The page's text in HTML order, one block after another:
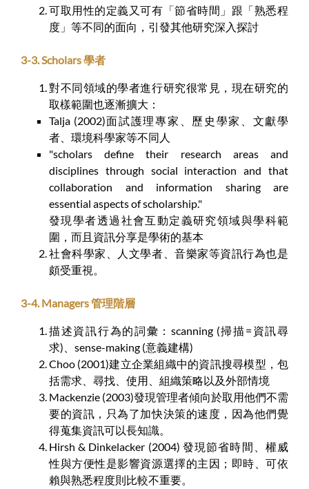
可取用性的定義又可有「節省時間」跟「熟悉程
度」等不同的面向，引發其他研究深入探討
3-3. Scholars 學者
對不同領域的學者進行研究很常見，現在研究的
取樣範圍也逐漸擴大：
Talja (2002)面試護理專家、歷史學家、文獻學
者、環境科學家等不同人
"scholars define their research areas and
disciplines through social interaction and that
collaboration and information sharing are
essential aspects of scholarship."
發現學者透過社會互動定義研究領域與學科範
圍，而且資訊分享是學術的基本
社會科學家、人文學者、音樂家等資訊行為也是
頗受重視。
3-4. Managers 管理階層
描述資訊行為的詞彙：scanning (掃描=資訊尋
求)、sense-making (意義建構)
Choo (2001)建立企業組織中的資訊搜尋模型，包
括需求、尋找、使用、組織策略以及外部情境
Mackenzie (2003)發現管理者傾向於取用他們不需
要的資訊，只為了加快決策的速度，因為他們覺
得蒐集資訊可以長知識。
Hirsh & Dinkelacker (2004) 發現節省時間、權威
性與方便性是影響資源選擇的主因；即時、可依
賴與熟悉程度則比較不重要。